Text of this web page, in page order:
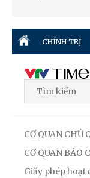
CHÍNH TRỊ
CƠ QUAN CHỦ
CƠ QUAN BÁO
Giấy phép hoạt